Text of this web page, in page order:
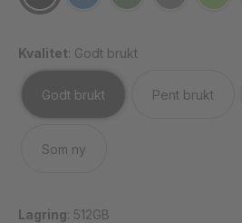
Kvalitet: Godt brukt
Godt brukt Pent brukt
Som ny
Lagring: 512GB